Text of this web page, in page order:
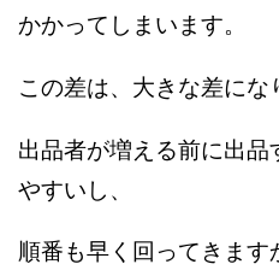
かかってしまいます。
この差は、大きな差にな
出品者が増える前に出品
やすいし、
順番も早く回ってきます